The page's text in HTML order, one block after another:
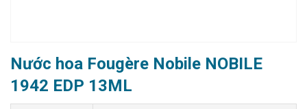
Nước hoa Fougère Nobile NOBILE
1942 EDP 13ML